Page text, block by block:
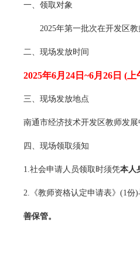
一、领取对象
2025年第一批次在开发区
二、现场发放时间
2025年6月24 日 ~6月26 日 (上
三、现场发放地点
南通市经济技术开发区教师发展
四、现场领取须知
1.社会申请人员领取时须凭本人
2.《教师资格认定申请表》(1份
善保管。